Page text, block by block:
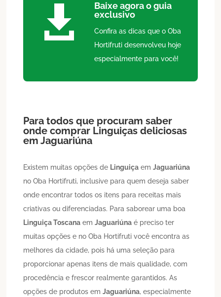

Baixe agora o guia
exclusivo
Confira as dicas que o Oba
Hortifruti desenvolveu hoje
especialmente para você!
Para todos que procuram saber
onde comprar Linguiças deliciosas
emJaguariúna
Existem muitas opções de Linguiça emJaguariúna
no Oba Hortifruti, inclusive para quem deseja saber
onde encontrar todos os itens para receitas mais
criativas ou diferenciadas. Para saborear uma boa
Linguiça Toscana emJaguariúna é preciso ter
muitas opções e no Oba Hortifruti você encontra as
melhores da cidade, pois há uma seleção para
proporcionar apenas itens de mais qualidade, com
procedência e frescor realmente garantidos. As
opções de produtos emJaguariúna, especialmente